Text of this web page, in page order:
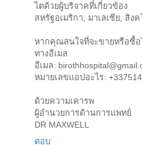
ไตด้วยผู้บริจาคที่เกี่ยวข้
สหรัฐอเมริกา, มาเลเซีย, สิง
หากคุณสนใจที่จะขายหรือซื้อ
ทางอีเมล
อีเมล:
หมายเลขแอปอะไร:
ด้วยความเคารพ
ผู้อำนวยการด้านการแพทย์
DR MAXWELL
ตอบ